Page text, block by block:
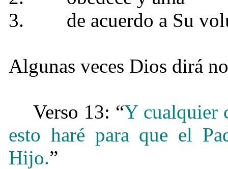
3.
de acuerdo a Su
Algunas veces Dios dirá
Verso 13: “Y cualquier
esto haré para que el
Hijo.”